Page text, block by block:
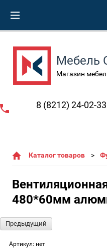
Мебель
Магазин
8 (8212) 24-02-33
Каталог товаров
480*60мм
Предыдущий
Артикул: нет